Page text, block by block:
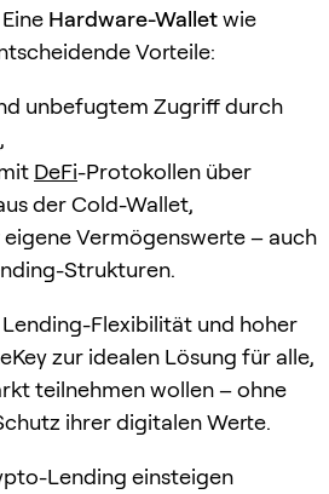
Hardware-Walletwie
Vorteile:
unbefugtem Zugriff durch
DeFi-Protokollen über
der Cold-Wallet,
Vermögenswerte – auch
Strukturen.
Flexibilität und hoher
zur idealen Lösung für alle,
teilnehmen wollen – ohne
ihrer digitalen Werte.
Lending einsteigen